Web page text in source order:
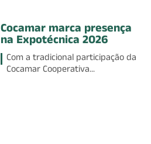
Cocamar marca presença
na Expotécnica 2026
Com a tradicional participação da
Cocamar Cooperativa...